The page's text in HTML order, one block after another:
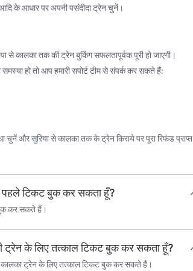
के आधार पर अपनी पसंदीदा ट्रेन चुनें।
से कालका तक की ट्रेन बुकिंग सफलतापूर्वक पूरी हो जाएगी।
हो तो आप हमारी सपोर्ट टीम से संपर्क कर सकते हैं:
और सुरिया से कालका तक के ट्रेन किराये पर पूरा रिफंड प्राप्त
पहले टिकट बुक कर सकता हूँ?
कर सकते हैं।
के लिए तत्काल टिकट बुक कर सकता हूँ?
ट्रेन के लिए तत्काल टिकट बुक कर सकते हैं।